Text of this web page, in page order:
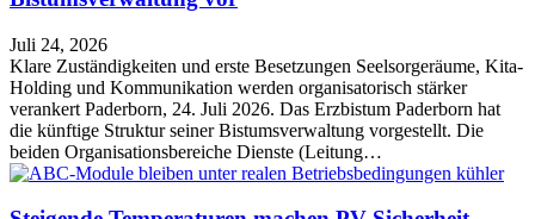
Juli 24, 2026
Klare Zuständigkeiten und erste Besetzungen Seelsorgeräume, Kita-
Holding und Kommunikation werden organisatorisch stärker
verankert Paderborn, 24. Juli 2026. Das Erzbistum Paderborn hat
die künftige Struktur seiner Bistumsverwaltung vorgestellt. Die
beiden Organisationsbereiche Dienste (Leitung…